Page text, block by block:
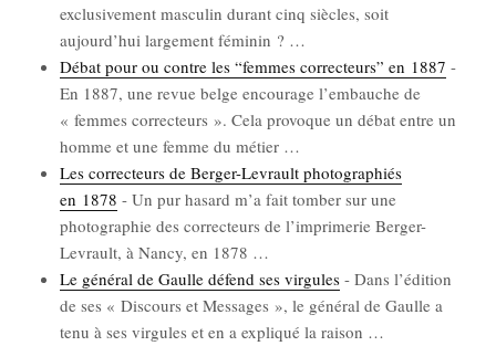
exclu­si­ve­ment mas­cu­lin durant cinq siècles, soit
aujourd’­hui lar­ge­ment fémi­nin ? …
Débat pour ou contre les “femmes cor­rec­teurs” en 1887 -
En 1887, une revue belge encou­rage l’embauche de
« femmes cor­rec­teurs ». Cela pro­voque un débat entre un
homme et une femme du métier …
Les cor­rec­teurs de Ber­ger-Levrault pho­to­gra­phiés
en 1878 - Un pur hasard m’a fait tom­ber sur une
pho­to­gra­phie des cor­rec­teurs de l’im­pri­me­rie Ber­ger-
Levrault, à Nan­cy, en 1878 …
Le géné­ral de Gaulle défend ses vir­gules - Dans l’é­di­tion
de ses « Dis­cours et Mes­sages », le géné­ral de Gaulle a
tenu à ses vir­gules et en a expli­qué la rai­son …